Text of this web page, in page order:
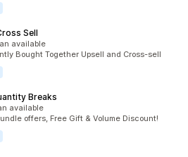
Sell
available
Bought Together Upsell and Cross-sell
Breaks
available
offers, Free Gift & Volume Discount!